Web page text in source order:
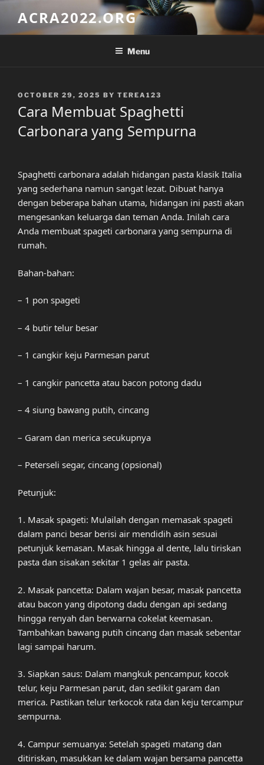
content
ACRA2022.ORG
Menu
POSTED
OCTOBER 29, 2025 BY TEREA123
Cara Membuat Spaghetti
Carbonara yang Sempurna
Spaghetti carbonara adalah hidangan pasta klasik Italia
yang sederhana namun sangat lezat. Dibuat hanya
dengan beberapa bahan utama, hidangan ini pasti akan
mengesankan keluarga dan teman Anda. Inilah cara
Anda membuat spageti carbonara yang sempurna di
rumah.
Bahan-bahan:
– 1 pon spageti
– 4 butir telur besar
– 1 cangkir keju Parmesan parut
– 1 cangkir pancetta atau bacon potong dadu
– 4 siung bawang putih, cincang
– Garam dan merica secukupnya
– Peterseli segar, cincang (opsional)
Petunjuk:
1. Masak spageti: Mulailah dengan memasak spageti
dalam panci besar berisi air mendidih asin sesuai
petunjuk kemasan. Masak hingga al dente, lalu tiriskan
pasta dan sisakan sekitar 1 gelas air pasta.
2. Masak pancetta: Dalam wajan besar, masak pancetta
atau bacon yang dipotong dadu dengan api sedang
hingga renyah dan berwarna cokelat keemasan.
Tambahkan bawang putih cincang dan masak sebentar
lagi sampai harum.
3. Siapkan saus: Dalam mangkuk pencampur, kocok
telur, keju Parmesan parut, dan sedikit garam dan
merica. Pastikan telur terkocok rata dan keju tercampur
sempurna.
4. Campur semuanya: Setelah spageti matang dan
ditiriskan, masukkan ke dalam wajan bersama pancetta